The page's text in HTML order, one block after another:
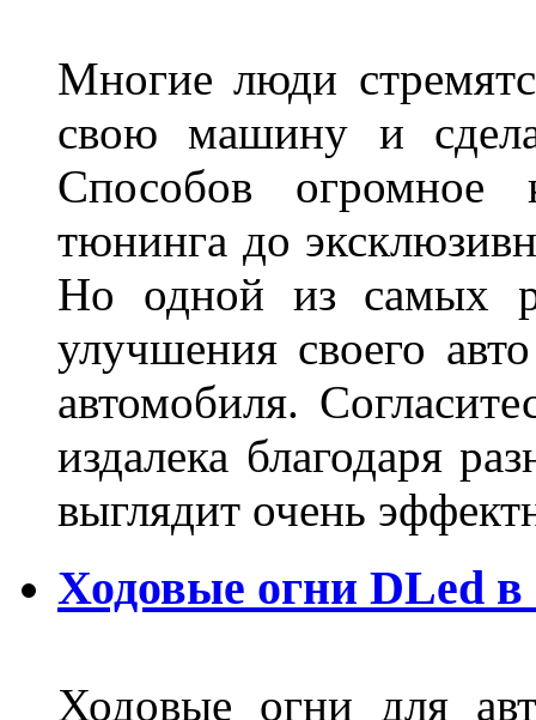
Многие люди
свою машину и
Способов огромное
тюнинга до
Но одной из самых
улучшения своего
автомобиля.
издалека благодаря
выглядит очень
Ходовые огни DLed
Ходовые огни для